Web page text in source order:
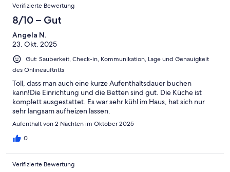
Verifizierte Bewertung
8/10 – Gut
Angela N.
23. Okt. 2025
Gut: Sauberkeit, Check-in, Kommunikation, Lage und Genauigkeit
des Onlineauftritts
Toll, dass man auch eine kurze Aufenthaltsdauer buchen
kann!Die Einrichtung und die Betten sind gut. Die Küche ist
komplett ausgestattet. Es war sehr kühl im Haus, hat sich nur
sehr langsam aufheizen lassen.
Aufenthalt von 2 Nächten im Oktober 2025
0
Verifizierte Bewertung